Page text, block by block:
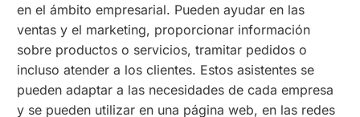
en el ámbito empresarial. Pueden ayudar en las
ventas y el marketing, proporcionar información
sobre productos o servicios, tramitar pedidos o
incluso atender a los clientes. Estos asistentes se
pueden adaptar a las necesidades de cada empresa
y se pueden utilizar en una página web, en las redes